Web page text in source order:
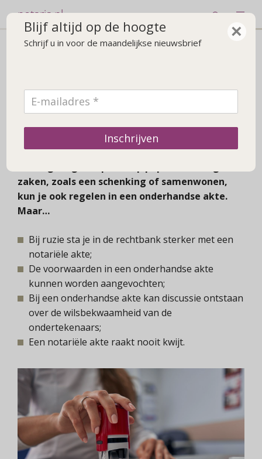
notaris.nl
De voordelen van een notariële
akte
Een notariële akte is een bindende,
zaken, zoals een schenking of samenwonen,
kun je ook regelen in een onderhandse akte.
Maar…
Bij ruzie sta je in de rechtbank sterker met een
notariële akte;
De voorwaarden in een onderhandse akte
kunnen worden aangevochten;
Bij een onderhandse akte kan discussie ontstaan
over de wilsbekwaamheid van de
ondertekenaars;
Een notariële akte raakt nooit kwijt.
×
Blijf altijd op de hoogte
Schrijf u in voor de maandelijkse nieuwsbrief
Inschrijven